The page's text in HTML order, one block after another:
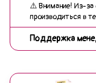
⚠️ Внимание! Из-за
производиться в
Поддержка